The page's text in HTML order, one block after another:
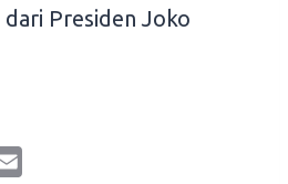
Presiden Joko